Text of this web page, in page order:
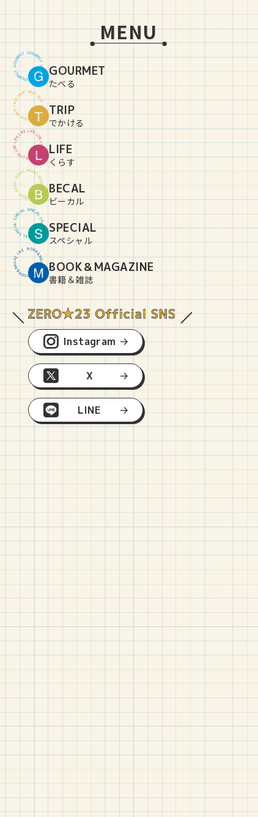
MENU
GOURME
T
G
O
U
R
M
E
T
G
O
U
R
M
E
T
G
O
U
RMET
GOURMET
たべる
TRIPT
RI
P
T
R
P
T
R
T
R
I
P
T
R
I
P
T
R
I
P
T
RIP
TRIP
でかける
LIFEL
IF
E
L
F
L
I
FE
F
E
L
I
F
E
L
I
F
E
L
IF
E
LIFE
LIFE
くらす
BECA
L
BE
C
A
L
B
E
C
A
B
E
C
A
L
B
E
C
A
L
BE
CAL
BECAL
ビーカル
SPECI
A
L
SP
E
C
A
L
S
P
CI
A
L
S
P
E
C
I
A
L
SP
E
CIAL
SPECIAL
スペシャル
BOOK
&M
A
G
A
Z
I
N
E
B
O
O
K
&
M
A
G
A
Z
I
NE
BOOK＆MAGAZINE
書籍＆雑誌
Instagram
X
LINE